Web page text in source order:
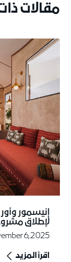
مقالات
إنيسمور
لإطلاق
6, 2025
اقرأ المزيد